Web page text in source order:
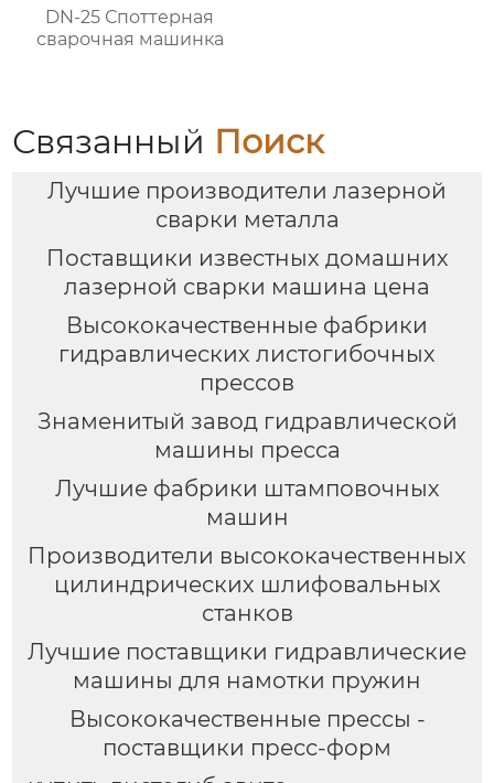
DN-25 Споттерная
сварочная машинка
Связанный Поиск
Лучшие производители лазерной
сварки металла
Поставщики известных домашних
лазерной сварки машина цена
Высококачественные фабрики
гидравлических листогибочных
прессов
Знаменитый завод гидравлической
машины пресса
Лучшие фабрики штамповочных
машин
Производители высококачественных
цилиндрических шлифовальных
станков
Лучшие поставщики гидравлические
машины для намотки пружин
Высококачественные прессы -
поставщики пресс-форм